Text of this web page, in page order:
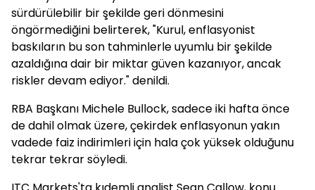
sürdürülebilir bir şekilde geri dönmesini
öngörmediğini belirterek, "Kurul, enflasyonist
baskıların bu son tahminlerle uyumlu bir şekilde
azaldığına dair bir miktar güven kazanıyor, ancak
riskler devam ediyor." denildi.
RBA Başkanı Michele Bullock, sadece iki hafta önce
de dahil olmak üzere, çekirdek enflasyonun yakın
vadede faiz indirimleri için hala çok yüksek olduğunu
tekrar tekrar söyledi.